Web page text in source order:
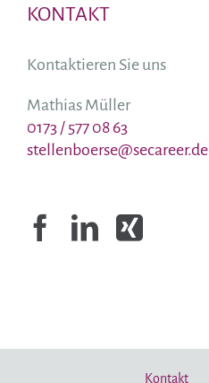
KONTAKT
Kontaktieren Sie uns
Mathias Müller
0173 / 577 08 63
stellenboerse@secareer.de
Kontakt